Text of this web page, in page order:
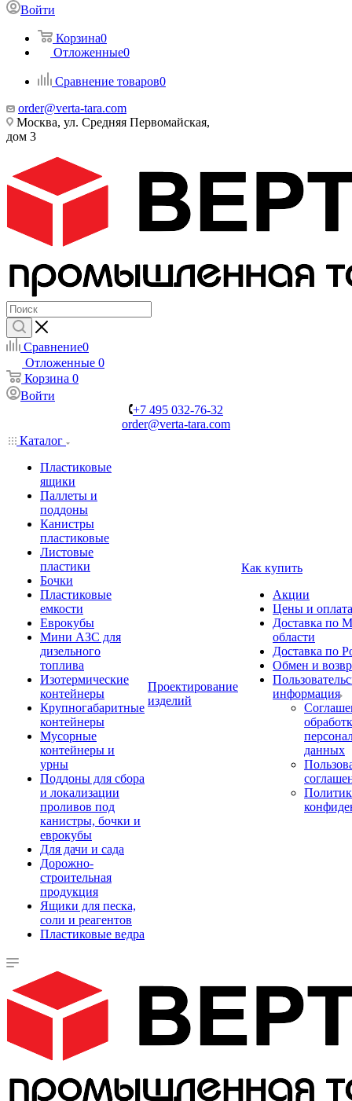
Войти
Корзина0
Отложенные0
Сравнение товаров0
order@verta-tara.com
Москва, ул. Средняя Первомайская,
дом 3
Сравнение0
Отложенные 0
Корзина 0
Войти
+7 495 032-76-32
order@verta-tara.com
Каталог
Пластиковые
ящики
Паллеты и
поддоны
Канистры
пластиковые
Листовые
пластики
Бочки
Пластиковые
емкости
Еврокубы
Мини АЗС для
дизельного
топлива
Изотермические
контейнеры
Крупногабаритные
контейнеры
Мусорные
контейнеры и
урны
Поддоны для сбора
и локализации
проливов под
канистры, бочки и
еврокубы
Для дачи и сада
Дорожно-
строительная
продукция
Ящики для песка,
соли и реагентов
Пластиковые ведра
Проектирование
изделий
Как купить
Акции
Цены и оплата
Доставка по
области
Доставка по
Обмен и
информация
данных